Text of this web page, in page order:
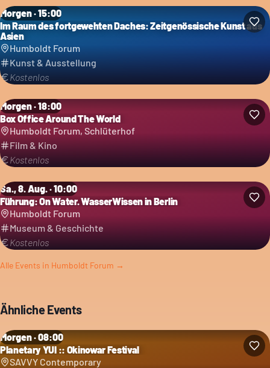
Morgen · 15:00
Im Raum des fortgewehten Daches: Zeitgenössische Kunst aus
Asien
Humboldt Forum
Kunst & Ausstellung
Kostenlos
Morgen · 18:00
Box Office Around The World
Humboldt Forum, Schlüterhof
Film & Kino
Kostenlos
Sa., 8. Aug. · 10:00
Führung: On Water. WasserWissen in Berlin
Humboldt Forum
Museum & Geschichte
Kostenlos
Alle Events in Humboldt Forum →
Ähnliche Events
Morgen · 08:00
Planetary YUI :: Okinowar Festival
SAVVY Contemporary
Kategorie: Festival